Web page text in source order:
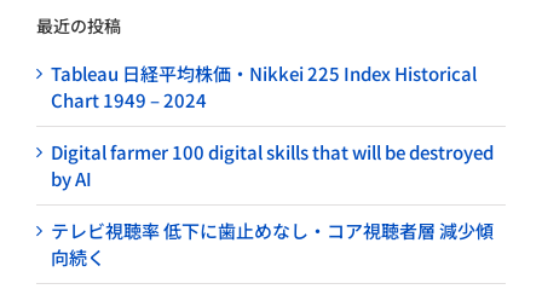
最近の投稿
Tableau 日経平均株価・Nikkei 225 Index Historical
Chart 1949 – 2024
Digital farmer 100 digital skills that will be destroyed
by AI
テレビ視聴率 低下に歯止めなし・コア視聴者層 減少傾
向続く